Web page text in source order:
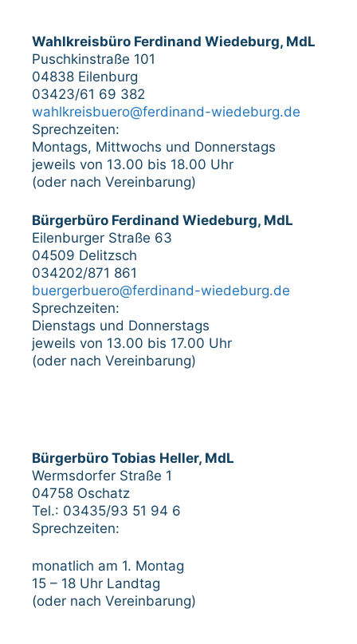
Wahlkreisbüro Ferdinand Wiedeburg, MdL
Puschkinstraße 101
04838 Eilenburg
03423/61 69 382
wahlkreisbuero@ferdinand-wiedeburg.de
Sprechzeiten:
Montags, Mittwochs und Donnerstags
jeweils von 13.00 bis 18.00 Uhr
(oder nach Vereinbarung)
Bürgerbüro Ferdinand Wiedeburg, MdL
Eilenburger Straße 63
04509 Delitzsch
034202/871 861
buergerbuero@ferdinand-wiedeburg.de
Sprechzeiten:
Dienstags und Donnerstags
jeweils von 13.00 bis 17.00 Uhr
(oder nach Vereinbarung)
Bürgerbüro Tobias Heller, MdL
Wermsdorfer Straße 1
04758 Oschatz
Tel.: 03435/93 51 94 6
Sprechzeiten:
monatlich am 1. Montag
15 – 18 Uhr Landtag
(oder nach Vereinbarung)